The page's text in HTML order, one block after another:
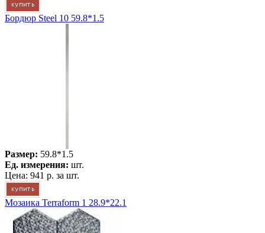
Бордюр Steel 10 59.8*1.5
Размер: 59.8*1.5
Ед. измерения: шт.
Цена: 941 р. за шт.
Мозаика Terraform 1 28.9*22.1